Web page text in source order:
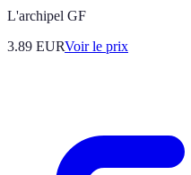
L'archipel GF
3.89 EURVoir le prix